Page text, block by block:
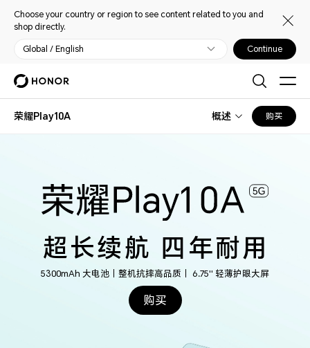
Choose your country or region to see content related to you and
shop directly.
Global / English Continue
荣耀Play10A 概述 购买
超长续航 四年耐用
5300mAh 大电池｜整机抗摔高品质｜ 6.75'' 轻薄护眼大屏
购买